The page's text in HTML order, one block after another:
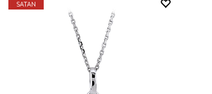
SATAN